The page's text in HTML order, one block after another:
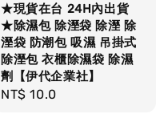
★現貨在台 24H內出貨
★除濕包 除溼袋 除溼 除
溼袋 防潮包 吸濕 吊掛式
除溼包 衣櫃除濕袋 除濕
劑【伊代企業社】
Regular
NT$ 10.0